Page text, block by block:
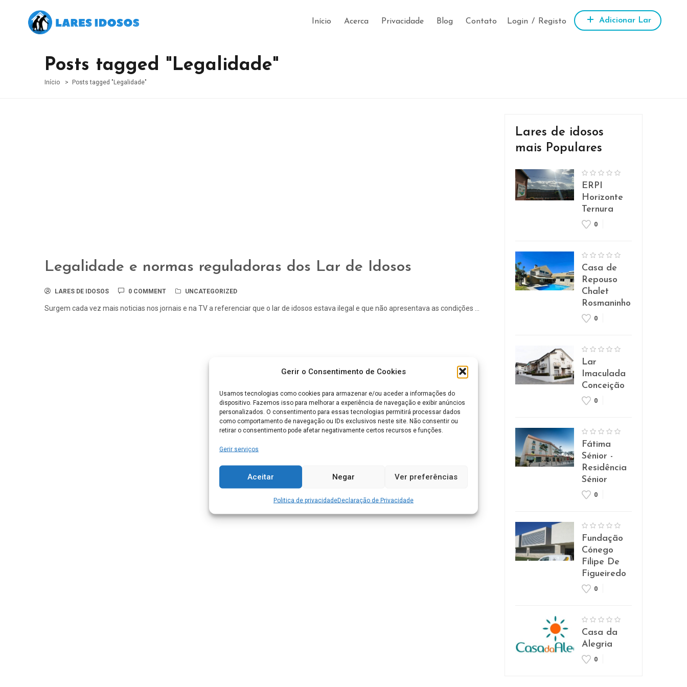
Gerir o Consentimento de Cookies
Usamos tecnologias como cookies para armazenar e/ou aceder a informações do
dispositivo. Fazemos isso para melhorar a experiência de navegação e exibir anúncios
personalizados. O consentimento para essas tecnologias permitirá processar dados
como comportamento de navegação ou IDs exclusivos neste site. Não consentir ou
retirar o consentimento pode afetar negativamente certos recursos e funções.
Gerir serviços
Aceitar Negar Ver preferências
Politica de privacidadeDeclaração de Privacidade
Início Acerca Privacidade Blog Contato Login / Registo Adicionar Lar
Posts tagged "Legalidade"
Início Posts tagged "Legalidade"
Legalidade e normas reguladoras dos Lar de Idosos
LARES DE IDOSOS 0 COMMENT UNCATEGORIZED
Surgem cada vez mais noticias nos jornais e na TV a referenciar que o lar de idosos estava ilegal e que não apresentava as condições ...
Lares de idosos
mais Populares
ERPI
Horizonte
Ternura
0
Casa de
Repouso
Chalet
Rosmaninho
0
Lar
Imaculada
Conceição
0
Fátima
Sénior -
Residência
Sénior
0
Fundação
Cónego
Filipe De
Figueiredo
0
Casa da
Alegria
0